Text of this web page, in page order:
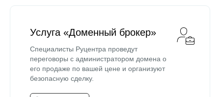
Услуга «Доменный брокер»
Специалисты Руцентра проведут
переговоры с администратором домена о
его продаже по вашей цене и организуют
безопасную сделку.